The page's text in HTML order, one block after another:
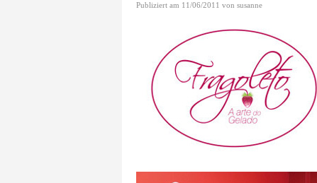
Publiziert am 11/06/2011 von susanne